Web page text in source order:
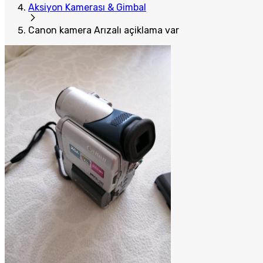
Aksiyon Kamerası & Gimbal
Canon kamera Arızalı açiklama var